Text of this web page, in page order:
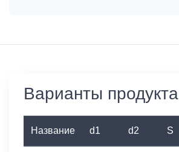
Варианты продукта
Название d1 d2 S